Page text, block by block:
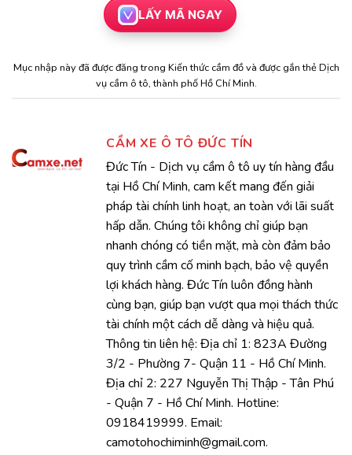
LẤY MÃ NGAY
Mục nhập này đã được đăng trong Kiến thức cầm đồvà được gắn thẻDịch
vụ cầm ô tô,thành phố Hồ Chí Minh.
CẦM XE Ô TÔ ĐỨC TÍN
Đức Tín - Dịch vụ cầm ô tô uy tín hàng đầu
tại Hồ Chí Minh, cam kết mang đến giải
pháp tài chính linh hoạt, an toàn với lãi suất
hấp dẫn. Chúng tôi không chỉ giúp bạn
nhanh chóng có tiền mặt, mà còn đảm bảo
quy trình cầm cố minh bạch, bảo vệ quyền
lợi khách hàng. Đức Tín luôn đồng hành
cùng bạn, giúp bạn vượt qua mọi thách thức
tài chính một cách dễ dàng và hiệu quả.
Thông tin liên hệ: Địa chỉ 1: 823A Đường
3/2 - Phường 7- Quận 11 - Hồ Chí Minh.
Địa chỉ 2: 227 Nguyễn Thị Thập - Tân Phú
- Quận 7 - Hồ Chí Minh. Hotline:
0918419999. Email:
camotohochiminh@gmail.com.